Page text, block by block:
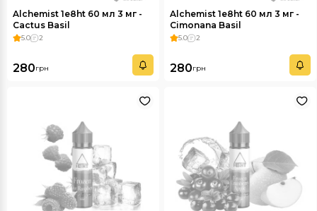
Alchemist 1e8ht 60 мл 3 мг -
Cactus Basil
5.0 2
280грн
Alchemist 1e8ht 60 мл 3 мг -
Cimonana Basil
5.0 2
280грн